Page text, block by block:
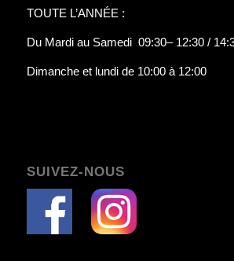
TOUTE L’ANNÉE :
Du Mardi au Samedi 09:30– 12:30 /
Dimanche et lundi de 10:00 à 12:00
SUIVEZ-NOUS